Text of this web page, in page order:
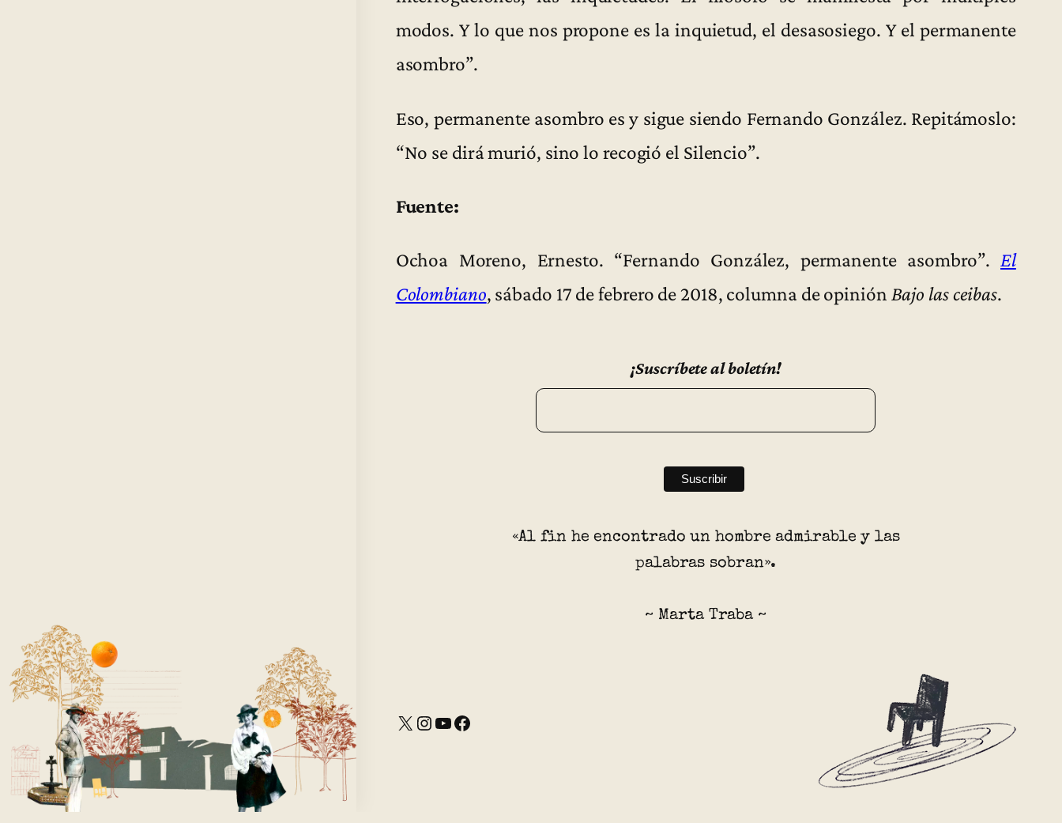
modos. Y lo que nos propone es la inquietud, el desasosiego. Y el permanente
asombro”.
Eso, permanente asombro es y sigue siendo Fernando González. Repitámoslo:
“No se dirá murió, sino lo recogió el Silencio”.
Fuente:
Ochoa Moreno, Ernesto. “Fernando González, permanente asombro”. El
Colombiano, sábado 17 de febrero de 2018, columna de opinión Bajo las ceibas.
¡Suscríbete al boletín!
«Al fin he encontrado un hombre admirable y las
palabras sobran».
~ Marta Traba ~
X Instagram YouTube Facebook